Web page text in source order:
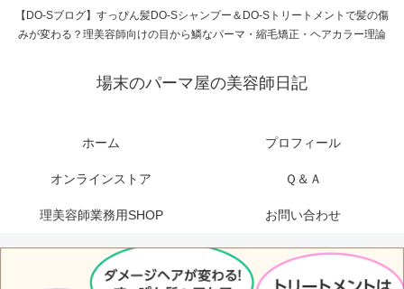
【DO-Sブログ】すっぴん髪DO-Sシャンプー＆DO-Sトリートメントで髪の傷
みが変わる？理美容師向けの目から鱗なパーマ・縮毛矯正・ヘアカラー理論
場末のパーマ屋の美容師日記
ホーム プロフィール
オンラインストア Ｑ＆Ａ
理美容師業務用SHOP お問い合わせ